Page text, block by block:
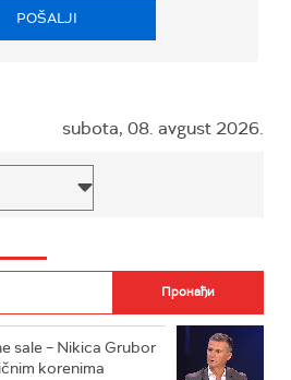
POŠALJI
subota, 08. avgust 2026.
sale – Nikica Grubor
korenima